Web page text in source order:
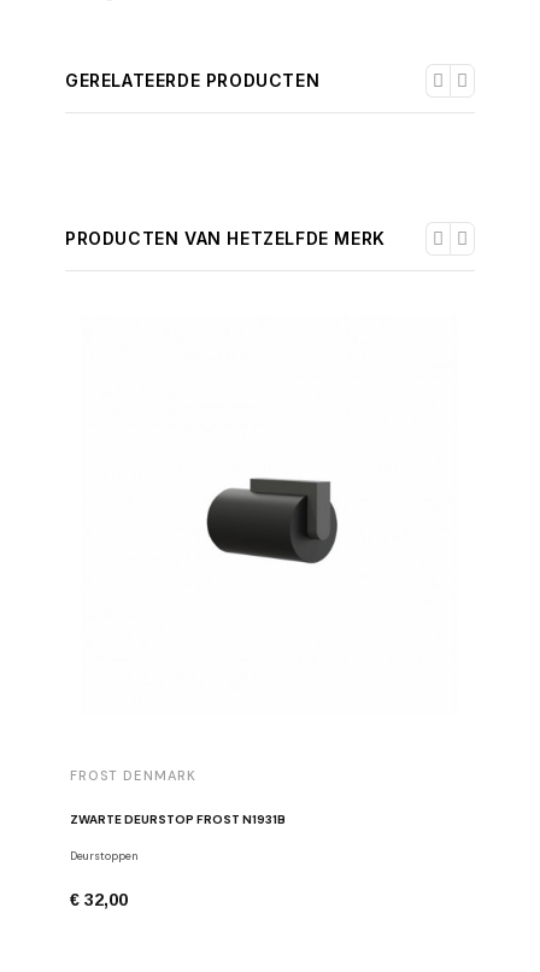
GERELATEERDE PRODUCTEN
PRODUCTEN VAN HETZELFDE MERK
FROST DENMARK
ZWARTE DEURSTOP FROST N1931B
Deurstoppen
€ 32,00